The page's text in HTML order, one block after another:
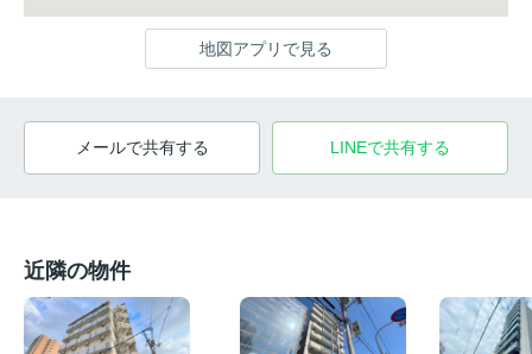
地図アプリで見る
メールで共有する LINEで共有する
近隣の物件